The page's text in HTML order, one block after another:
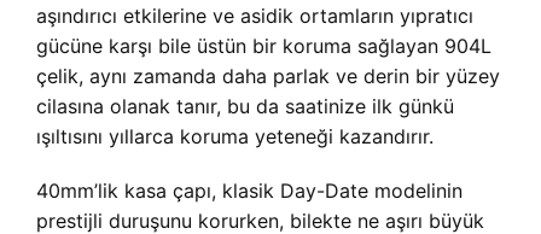
aşındırıcı etkilerine ve asidik ortamların yıpratıcı
gücüne karşı bile üstün bir koruma sağlayan 904L
çelik, aynı zamanda daha parlak ve derin bir yüzey
cilasına olanak tanır, bu da saatinize ilk günkü
ışıltısını yıllarca koruma yeteneği kazandırır.
40mm’lik kasa çapı, klasik Day-Date modelinin
prestijli duruşunu korurken, bilekte ne aşırı büyük